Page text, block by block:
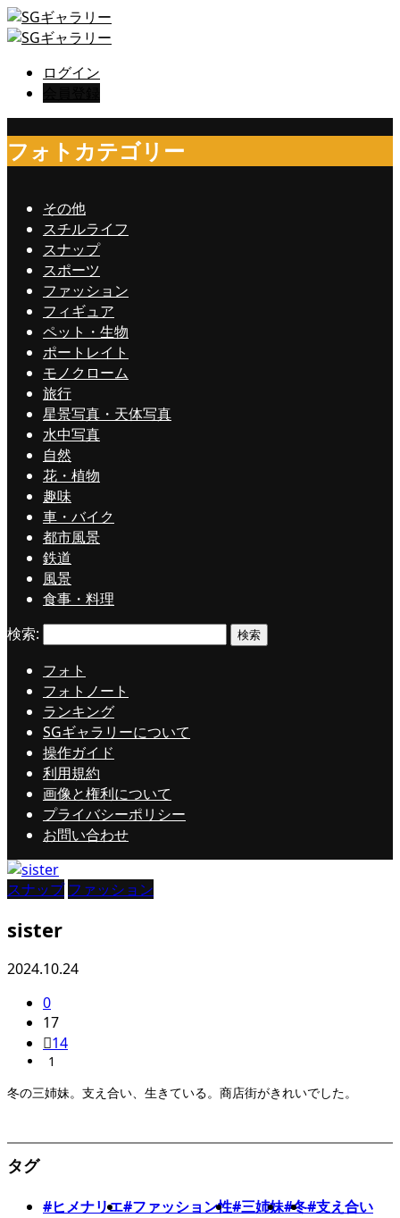
ログイン
フォトカテゴリー
その他
スチルライフ
スナップ
スポーツ
ファッション
フィギュア
ペット・生物
ポートレイト
モノクローム
旅行
星景写真・天体写真
水中写真
自然
花・植物
趣味
車・バイク
都市風景
鉄道
風景
食事・料理
フォト
フォトノート
ランキング
SGギャラリーについて
操作ガイド
利用規約
画像と権利について
プライバシーポリシー
お問い合わせ
検索:
スナップ ファッション
sister
2024.10.24
0
17
14
1
冬の三姉妹。支え合い、生きている。商店街がきれいでした。
タグ
#ヒメナリエ#ファッション性#三姉妹#冬#支え合い